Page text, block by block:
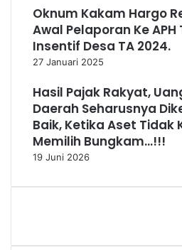
Oknum Kakam Hargo
Awal Pelaporan Ke
Insentif Desa TA 2024.
27 Januari 2025
Hasil Pajak Rakyat,
Daerah Seharusnya
Baik, Ketika Aset Tidak
Memilih Bungkam…!!!
19 Juni 2026